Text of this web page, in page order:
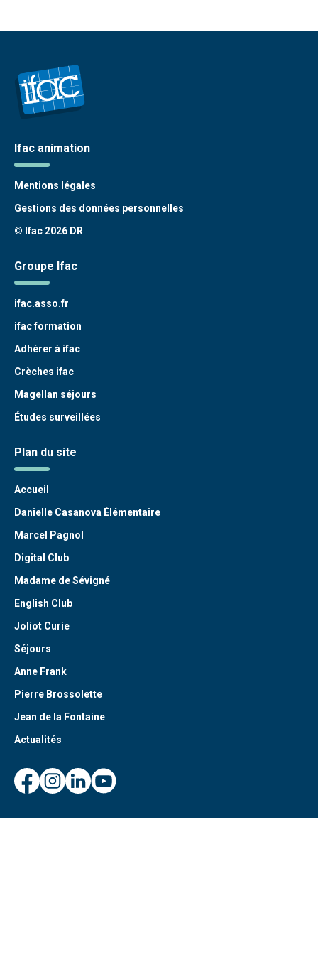
Ifac animation
Mentions légales
Gestions des données personnelles
© Ifac 2026 DR
Groupe Ifac
ifac.asso.fr
ifac formation
Adhérer à ifac
Crèches ifac
Magellan séjours
Études surveillées
Plan du site
Accueil
Danielle Casanova Élémentaire
Marcel Pagnol
Digital Club
Madame de Sévigné
English Club
Joliot Curie
Séjours
Anne Frank
Pierre Brossolette
Jean de la Fontaine
Actualités